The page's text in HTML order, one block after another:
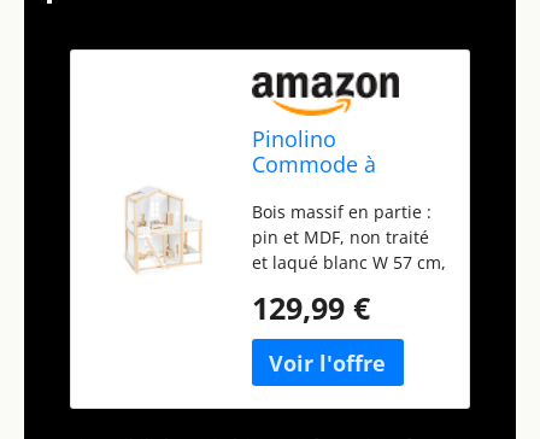
Pinolino
Commode à
Large, avec
Matelas à Langer
Amovible, pour
bébés et Tout-
Petits, en MDF
Blanc et frêne
Massif
Bois massif en partie :
pin et MDF, non traité
et laqué blanc W 57 cm,
Meubles réglables
variables pour la
maison de poupée en
option : article n° 31 14
01 - Recommandé pour
129,99 €